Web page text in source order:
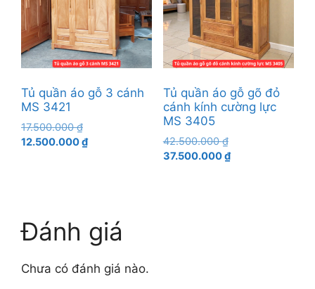
Tủ quần áo gỗ 3 cánh
MS 3421
17.500.000₫Giá
gốc
12.500.000₫Giá
Tủ quần áo gỗ gõ đỏ
cánh kính cường lực
MS 3405
42.500.000₫Giá
gốc
37.500.000₫Giá
Đánh giá
Chưa có đánh giá nào.